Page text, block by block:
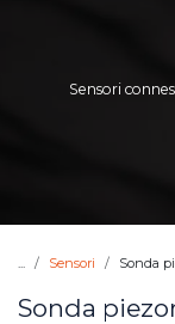
Sensori
... Sensori Sonda
Sonda